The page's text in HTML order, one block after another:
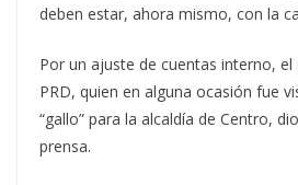
deben estar, ahora mismo, con la
Por un ajuste de cuentas interno,
PRD, quien en alguna ocasión fue
“gallo” para la alcaldía de Centro,
prensa.